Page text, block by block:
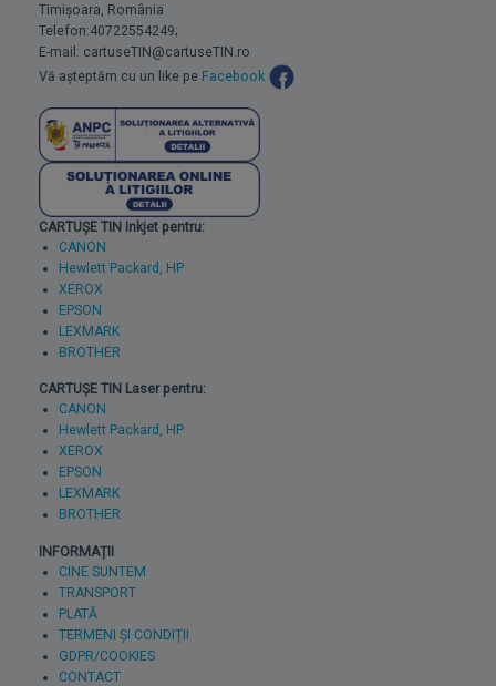
Timișoara, România
Telefon:40722554249;
E-mail: cartuseTIN@cartuseTIN.ro
Vă așteptăm cu un like pe Facebook
CARTUȘE TIN Inkjet pentru:
CANON
Hewlett Packard, HP
XEROX
EPSON
LEXMARK
BROTHER
CARTUȘE TIN Laser pentru:
CANON
Hewlett Packard, HP
XEROX
EPSON
LEXMARK
BROTHER
INFORMAȚII
CINE SUNTEM
TRANSPORT
PLATĂ
TERMENI ȘI CONDIȚII
GDPR/COOKIES
CONTACT